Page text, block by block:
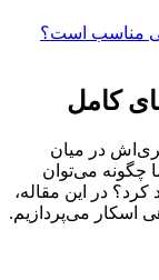
مناسب است؟
کامل
در میان
چگونه می‌توان
در این مقاله،
اسکار می‌پردازیم.